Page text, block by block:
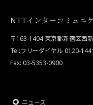
NTTインターコミュニ
〒163-1404 東京都新宿区西
Tel:フリーダイヤル 0120-
Fax: 03-5353-0900
ニュース